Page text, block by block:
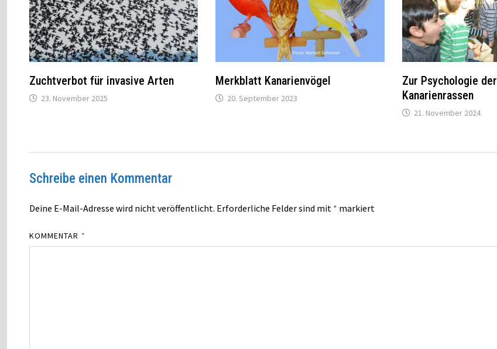
Zuchtverbot für invasive Arten
23. November 2025
Merkblatt Kanarienvögel
20. September 2023
Zur Psychologie der
Kanarienrassen
21. November 2024
Schreibe einen Kommentar
Deine E-Mail-Adresse wird nicht veröffentlicht. Erforderliche Felder sind mit * markiert
KOMMENTAR *